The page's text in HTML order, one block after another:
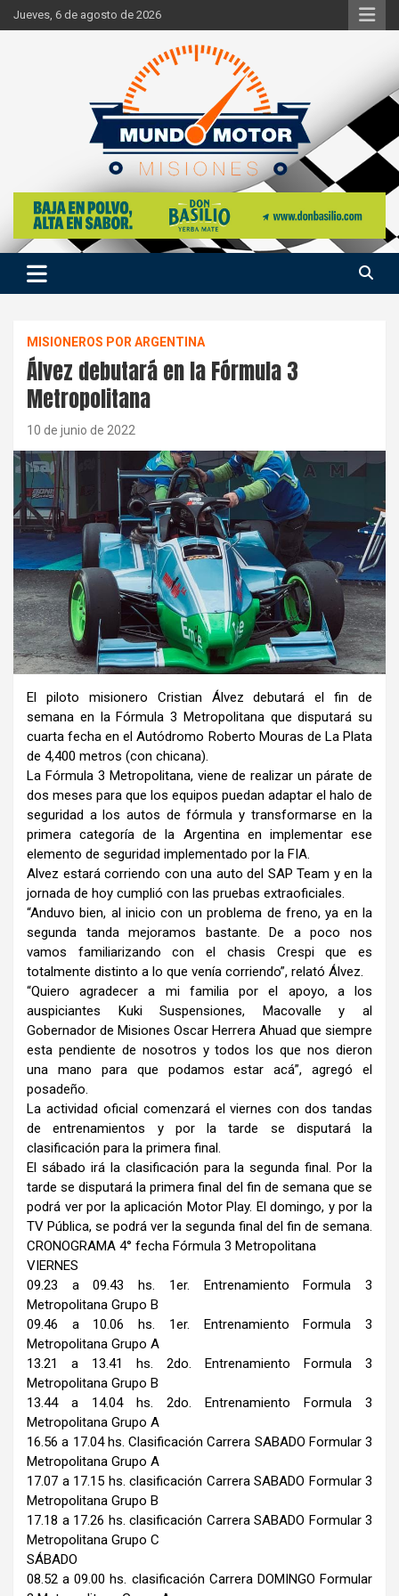
Skip
to
Jueves, 6 de agosto de 2026
Mundo Motor Misiones
Si hay ruido de motores ahí estaremos
MISIONEROS POR ARGENTINA
Álvez debutará en la Fórmula 3
Metropolitana
10 de junio de 2022
El piloto misionero Cristian Álvez debutará el fin de
semana en la Fórmula 3 Metropolitana que disputará su
cuarta fecha en el Autódromo Roberto Mouras de La Plata
de 4,400 metros (con chicana).
La Fórmula 3 Metropolitana, viene de realizar un párate de
dos meses para que los equipos puedan adaptar el halo de
seguridad a los autos de fórmula y transformarse en la
primera categoría de la Argentina en implementar ese
elemento de seguridad implementado por la FIA.
Alvez estará corriendo con una auto del SAP Team y en la
jornada de hoy cumplió con las pruebas extraoficiales.
“Anduvo bien, al inicio con un problema de freno, ya en la
segunda tanda mejoramos bastante. De a poco nos
vamos familiarizando con el chasis Crespi que es
totalmente distinto a lo que venía corriendo”, relató Álvez.
“Quiero agradecer a mi familia por el apoyo, a los
auspiciantes Kuki Suspensiones, Macovalle y al
Gobernador de Misiones Oscar Herrera Ahuad que siempre
esta pendiente de nosotros y todos los que nos dieron
una mano para que podamos estar acá”, agregó el
posadeño.
La actividad oficial comenzará el viernes con dos tandas
de entrenamientos y por la tarde se disputará la
clasificación para la primera final.
El sábado irá la clasificación para la segunda final. Por la
tarde se disputará la primera final del fin de semana que se
podrá ver por la aplicación Motor Play. El domingo, y por la
TV Pública, se podrá ver la segunda final del fin de semana.
CRONOGRAMA 4° fecha Fórmula 3 Metropolitana
VIERNES
09.23 a 09.43 hs. 1er. Entrenamiento Formula 3
Metropolitana Grupo B
09.46 a 10.06 hs. 1er. Entrenamiento Formula 3
Metropolitana Grupo A
13.21 a 13.41 hs. 2do. Entrenamiento Formula 3
Metropolitana Grupo B
13.44 a 14.04 hs. 2do. Entrenamiento Formula 3
Metropolitana Grupo A
16.56 a 17.04 hs. Clasificación Carrera SABADO Formular 3
Metropolitana Grupo A
17.07 a 17.15 hs. clasificación Carrera SABADO Formular 3
Metropolitana Grupo B
17.18 a 17.26 hs. clasificación Carrera SABADO Formular 3
Metropolitana Grupo C
SÁBADO
08.52 a 09.00 hs. clasificación Carrera DOMINGO Formular